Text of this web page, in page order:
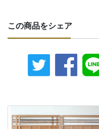
この商品をシェア